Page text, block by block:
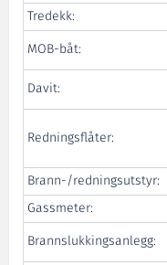
Tredekk:
MOB-båt:
Davit:
Redningsflåter:
Brann-/redningsutstyr:
Gassmeter:
Brannslukkingsanlegg: